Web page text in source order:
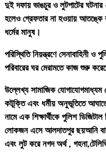
দুই দফায় ভাঙচুর ও লুটপাটের
হলেও গ্রেফতার না হওয়ায় আতঙ্কে
ধর্মের মানুষ।
পরিস্থিতি নিয়ন্ত্রণে সেনাবাহিনী
পরিবারের ঘর মেরামতে কাজ শুরু
উল্লেখ্য সামাজিক যোগাযোগমাধ্যম
কটূক্তি এবং ধর্মীয় অনুভূতিতে
নামে এক শিক্ষার্থীকে পুলিশ
লোকজন এসে আলদাতপুর ছয়আনি
এবং লুট করে নগদ অর্থ ,